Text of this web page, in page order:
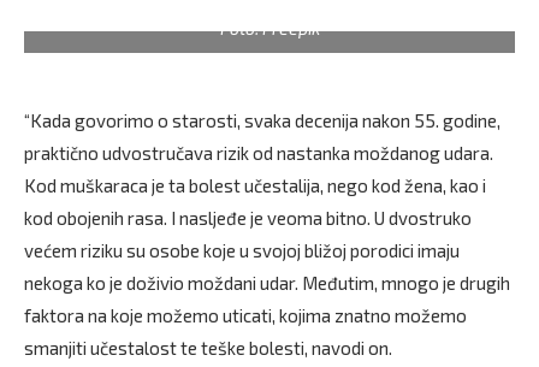
Foto: Freepik
“Kada govorimo o starosti, svaka decenija nakon 55. godine,
praktično udvostručava rizik od nastanka moždanog udara.
Kod muškaraca je ta bolest učestalija, nego kod žena, kao i
kod obojenih rasa. I nasljeđe je veoma bitno. U dvostruko
većem riziku su osobe koje u svojoj bližoj porodici imaju
nekoga ko je doživio moždani udar. Međutim, mnogo je drugih
faktora na koje možemo uticati, kojima znatno možemo
smanjiti učestalost te teške bolesti, navodi on.